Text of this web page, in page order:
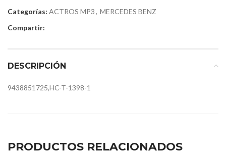
Categorías: ACTROS MP3, MERCEDES BENZ
Compartir:
DESCRIPCIÓN
9438851725,HC-T-1398-1
PRODUCTOS RELACIONADOS